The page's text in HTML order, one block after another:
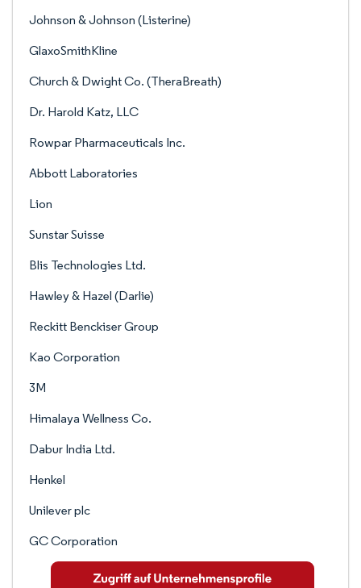
Johnson & Johnson (Listerine)
GlaxoSmithKline
Church & Dwight Co. (TheraBreath)
Dr. Harold Katz, LLC
Rowpar Pharmaceuticals Inc.
Abbott Laboratories
Lion
Sunstar Suisse
Blis Technologies Ltd.
Hawley & Hazel (Darlie)
Reckitt Benckiser Group
Kao Corporation
3M
Himalaya Wellness Co.
Dabur India Ltd.
Henkel
Unilever plc
GC Corporation